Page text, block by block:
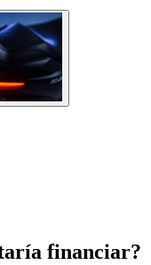
financiar?